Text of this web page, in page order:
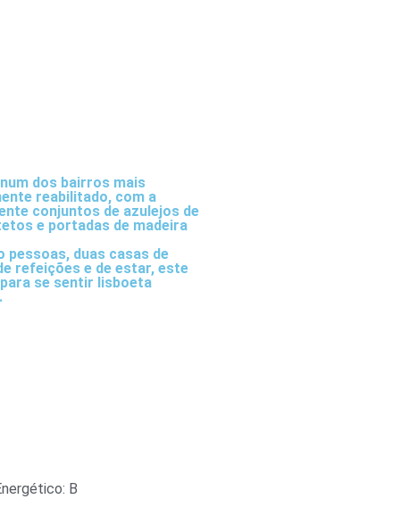
dos bairros mais
reabilitado, com a
conjuntos de azulejos de
e portadas de madeira
duas casas de
refeições e de estar, este
se sentir lisboeta
B